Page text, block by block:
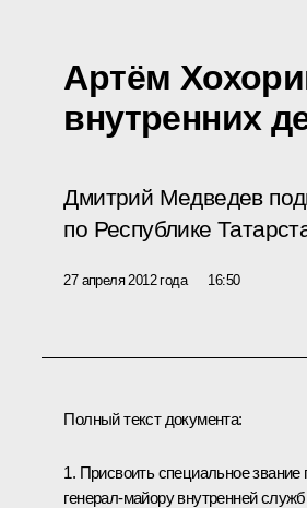
Артём
внутренних
Дмитрий Медведев
по Республике
27 апреля 2012 года 16:50
Полный текст документа:
1. Присвоить специальное
генерал-майору внутренней